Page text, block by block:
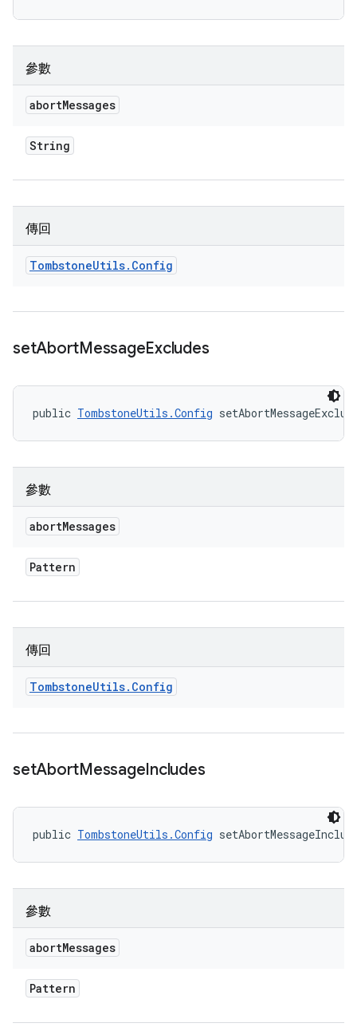
參數
abortMessages
String
傳回
TombstoneUtils. Config
setAbortMessageExcludes
public TombstoneUtils.Config
參數
abortMessages
Pattern
傳回
TombstoneUtils. Config
setAbortMessageIncludes
public TombstoneUtils.Config
參數
abortMessages
Pattern